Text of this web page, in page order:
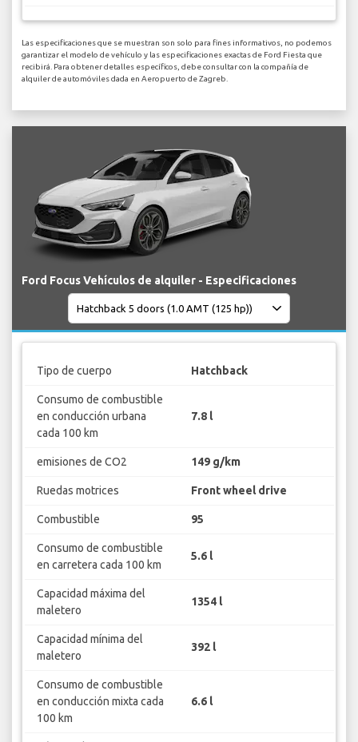
Las especificaciones que se muestran son solo para fines informativos, no podemos
garantizar el modelo de vehículo y las especificaciones exactas de Ford Fiesta que
recibirá. Para obtener detalles específicos, debe consultar con la compañía de
alquiler de automóviles dada en Aeropuerto de Zagreb.
Ford Focus Vehículos de alquiler - Especificaciones
Tipo de cuerpo Hatchback
Consumo de combustible
en conducción urbana
cada 100 km
7.8 l
emisiones de CO2 149 g/km
Ruedas motrices Front wheel drive
Combustible 95
Consumo de combustible
en carretera cada 100 km
5.6 l
Capacidad máxima del
maletero
1354 l
Capacidad mínima del
maletero
392 l
Consumo de combustible
en conducción mixta cada
100 km
6.6 l